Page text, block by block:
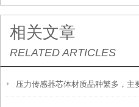
相关文章
RELATED ARTICLES
压力传感器芯体材质品种繁多，主